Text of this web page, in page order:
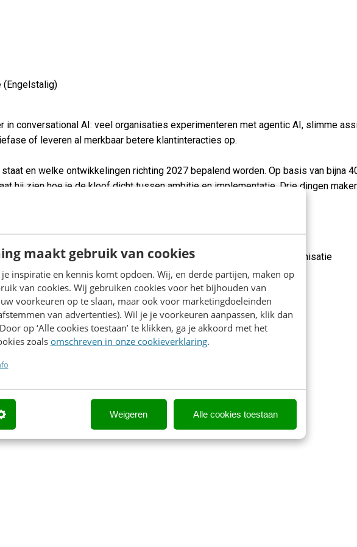
maakt gebruik van cookies
inspiratie en kennis komt opdoen. Wij, en derde partijen, maken op
van cookies. Wij gebruiken cookies voor het bijhouden van
voorkeuren op te slaan, maar ook voor marketingdoeleinden
van advertenties). Wil je je voorkeuren aanpassen, klik dan
op ‘Alle cookies toestaan’ te klikken, ga je akkoord met het
zoals omschreven in onze cookieverklaring.
Weigeren Alle cookies toestaan
(Engelstalig)
in conversational AI: veel organisaties experimenteren met agentic AI, slimme
of leveren al merkbaar betere klantinteracties op.
en welke ontwikkelingen richting 2027 bepalend worden. Op basis van bijna
hij zien hoe je de kloof dicht tussen ambitie en implementatie. Drie dingen
schakel in processen, en wat dat vraagt van je eigen organisatie
onderbelicht is, en wat dat kost in klantinteractie en resultaat
noodzaak is, maar geen blijvende eindoplossing
voortgang te boeken die blijft hangen
digitale klantgesprek, nu en in 2027.